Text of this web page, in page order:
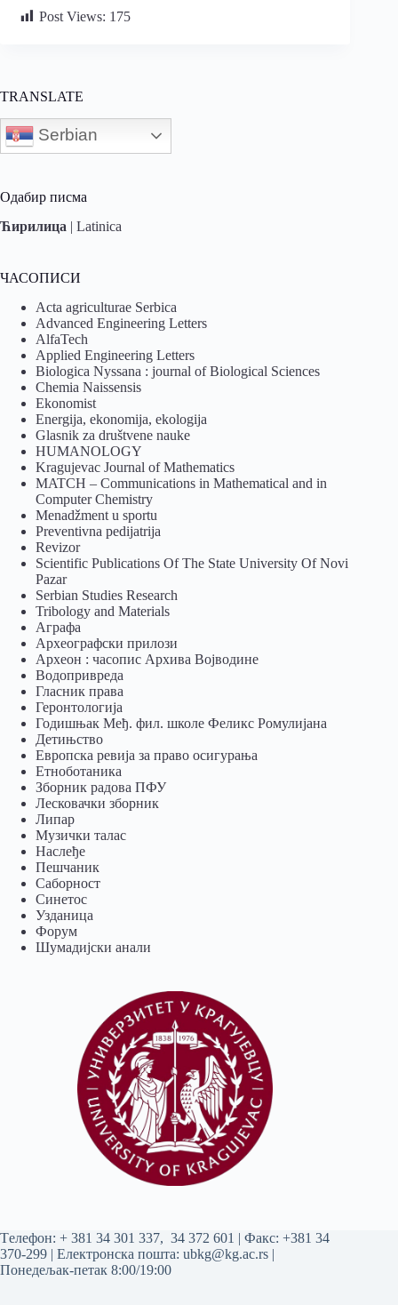
Post Views: 175
TRANSLATE
Serbian
Одабир писма
Ћирилица | Latinica
ЧАСОПИСИ
Acta agriculturae Serbica
Advanced Engineering Letters
AlfaTech
Applied Engineering Letters
Biologica Nyssana : journal of Biological Sciences
Chemia Naissensis
Ekonomist
Energija, ekonomija, ekologija
Glasnik za društvene nauke
HUMANOLOGY
Kragujevac Journal of Mathematics
MATCH – Communications in Mathematical and in
Computer Chemistry
Menadžment u sportu
Preventivna pedijatrija
Revizor
Scientific Publications Of The State University Of Novi
Pazar
Serbian Studies Research
Tribology and Materials
Аграфа
Археографски прилози
Археон : часопис Архива Војводине
Водопривреда
Гласник права
Геронтологија
Годишњак Међ. фил. школе Феликс Ромулијана
Детињство
Европска ревија за право осигурања
Eтноботаника
Зборник радова ПФУ
Лесковачки зборник
Липар
Музички талас
Наслеђе
Пешчаник
Саборност
Синетос
Узданица
Форум
Шумадијски анали
Tелефон: + 381 34 301 337, 34 372 601 | Факс: +381 34
370-299 | Електронска пошта: ubkg@kg.ac.rs |
Понедељак-петак 8:00/19:00